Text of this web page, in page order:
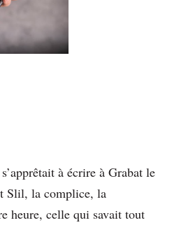
à écrire à Grabat le
Slil, la complice, la
heure, celle qui savait tout